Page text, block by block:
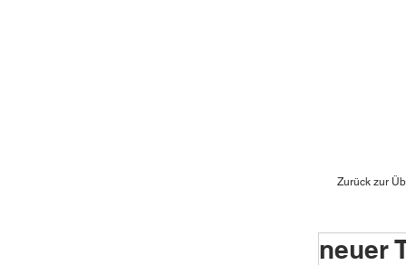
Zurück zur
neuer